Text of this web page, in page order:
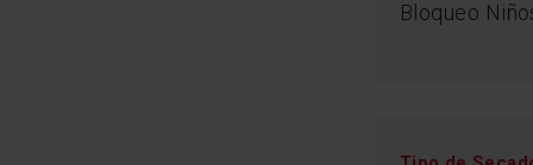
Bloqueo